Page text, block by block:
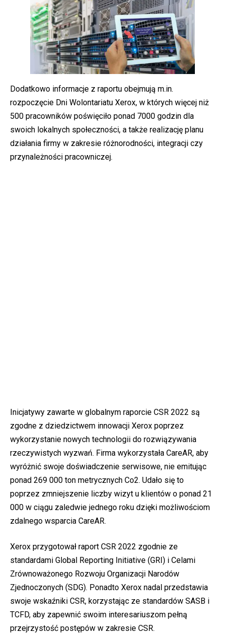
Dodatkowo informacje z raportu obejmują m.in.
rozpoczęcie Dni Wolontariatu Xerox, w których więcej niż
500 pracowników poświęciło ponad 7000 godzin dla
swoich lokalnych społeczności, a także realizację planu
działania firmy w zakresie różnorodności, integracji czy
przynależności pracowniczej.
Inicjatywy zawarte w globalnym raporcie CSR 2022 są
zgodne z dziedzictwem innowacji Xerox poprzez
wykorzystanie nowych technologii do rozwiązywania
rzeczywistych wyzwań. Firma wykorzystała CareAR, aby
wyróżnić swoje doświadczenie serwisowe, nie emitując
ponad 269 000 ton metrycznych Co2. Udało się to
poprzez zmniejszenie liczby wizyt u klientów o ponad 21
000 w ciągu zaledwie jednego roku dzięki możliwościom
zdalnego wsparcia CareAR.
Xerox przygotował raport CSR 2022 zgodnie ze
standardami Global Reporting Initiative (GRI) i Celami
Zrównoważonego Rozwoju Organizacji Narodów
Zjednoczonych (SDG). Ponadto Xerox nadal przedstawia
swoje wskaźniki CSR, korzystając ze standardów SASB i
TCFD, aby zapewnić swoim interesariuszom pełną
przejrzystość postępów w zakresie CSR.